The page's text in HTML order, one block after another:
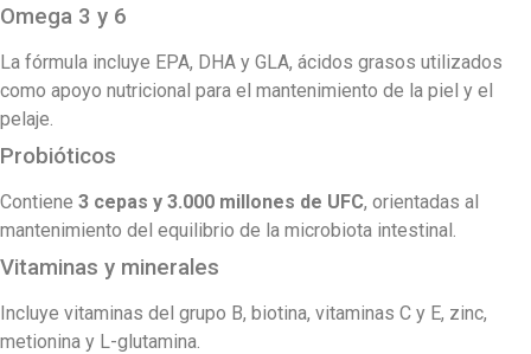
Omega 3 y 6
La fórmula incluye EPA, DHA y GLA, ácidos grasos utilizados
como apoyo nutricional para el mantenimiento de la piel y el
pelaje.
Probióticos
Contiene 3 cepas y 3.000 millones de UFC, orientadas al
mantenimiento del equilibrio de la microbiota intestinal.
Vitaminas y minerales
Incluye vitaminas del grupo B, biotina, vitaminas C y E, zinc,
metionina y L-glutamina.